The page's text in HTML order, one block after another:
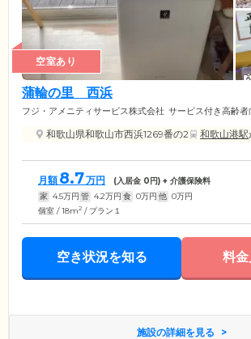
空室あり
蒲輪の里 西浜
フジ・アメニティサービス株式会社 サービス付き高齢者
和歌山県和歌山市西浜1269番の2 和歌山港駅
月額 8.7万円 (入居金 0円) + 介護保険料
家 4.5万円 管 4.2万円 食 0万円 他 0万円
個室 / 18m2 / プラン１
空き状況を知る 料金
施設の詳細を見る